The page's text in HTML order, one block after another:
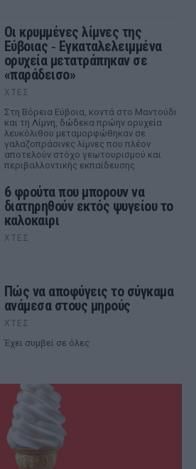
Οι κρυμμένες λίμνες της
Εύβοιας ‑ Εγκαταλελειμμένα
ορυχεία μετατράπηκαν σε
«παράδεισο»
ΧΤΕΣ
Στη Βόρεια Εύβοια, κοντά στο Μαντούδι
και τη Λίμνη, δώδεκα πρώην ορυχεία
λευκόλιθου μεταμορφώθηκαν σε
γαλαζοπράσινες λίμνες που πλέον
αποτελούν στόχο γεωτουρισμού και
περιβαλλοντικής εκπαίδευσης.
6 φρούτα που μπορουν να
διατηρηθούν εκτός ψυγείου το
καλοκαίρι
ΧΤΕΣ
Πώς να αποφύγεις το σύγκαμα
ανάμεσα στους μηρούς
ΧΤΕΣ
Έχει συμβεί σε όλες